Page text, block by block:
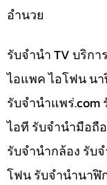
อำนวย
รับจำนำ TV บริก
ไอแพค ไอโฟน น
รับจํานําแพร่.com
ไอที รับจำนำมือถื
รับจำนำกล้อง รับ
โฟน รับจำนำนาฬิ